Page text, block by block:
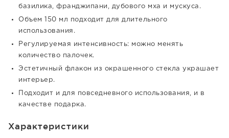
базилика, франджипани, дубового мха и мускуса.
Объем 150 мл подходит для длительного
использования.
Регулируемая интенсивность: можно менять
количество палочек.
Эстетичный флакон из окрашенного стекла украшает
интерьер.
Подходит и для повседневного использования, и в
качестве подарка.
Характеристики